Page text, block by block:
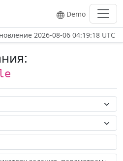
Demo
2026-08-06 04:19:18 UTC